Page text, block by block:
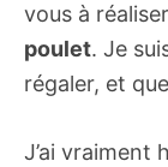
vous à
poulet. Je
régaler, et
J’ai vraiment